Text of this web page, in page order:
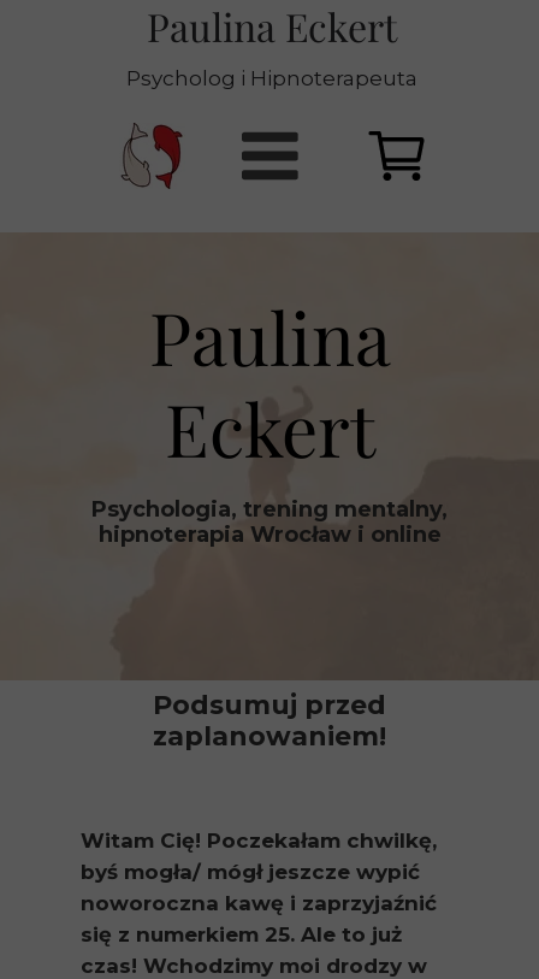
Witam Cię! Poczekałam chwilkę,
byś mogła/ mógł jeszcze wypić
noworoczna kawę i zaprzyjaźnić
się z numerkiem 25. Ale to już
czas! Wchodzimy moi drodzy w
Podsumuj przed
zaplanowaniem!
Paulina Eckert
Psycholog i Hipnoterapeuta
Paulina
Eckert
Psychologia, trening mentalny,
hipnoterapia Wrocław i online